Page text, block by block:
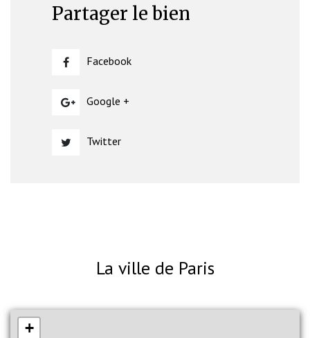
Partager le bien
Facebook
Google +
Twitter
La ville de Paris
+